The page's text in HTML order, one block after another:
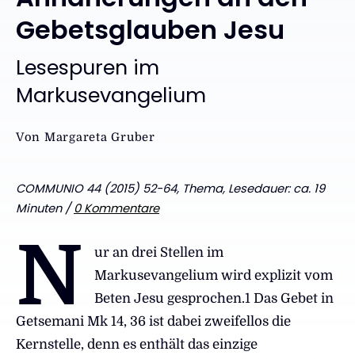
Gebetsglauben Jesu
:
Lesespuren im
Markusevangelium
Von Margareta Gruber
COMMUNIO 44 (2015) 52-64, Thema, Lesedauer: ca. 19
Minuten / 0 Kommentare
N
ur an drei Stellen im
Markusevangelium wird explizit vom
Beten Jesu gesprochen.1 Das Gebet in
Getsemani Mk 14, 36 ist dabei zweifellos die
Kernstelle, denn es enthält das einzige